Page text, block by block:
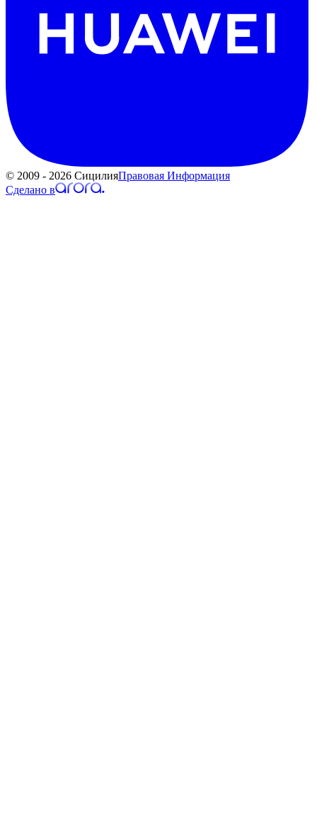
© 2009 - 2026 СицилияПравовая Информация
Сделано в